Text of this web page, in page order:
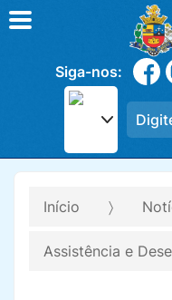
Siga-nos:
Início
Assistência e